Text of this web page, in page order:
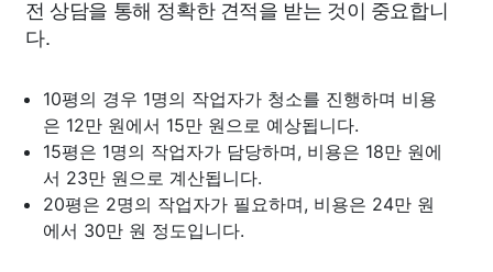
전 상담을 통해 정확한 견적을 받는 것이 중요합니
다.
10평의 경우 1명의 작업자가 청소를 진행하며 비용
은 12만 원에서 15만 원으로 예상됩니다.
15평은 1명의 작업자가 담당하며, 비용은 18만 원에
서 23만 원으로 계산됩니다.
20평은 2명의 작업자가 필요하며, 비용은 24만 원
에서 30만 원 정도입니다.